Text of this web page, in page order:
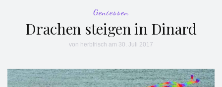
Geniessen
Drachen steigen in Dinard
von herbfrisch am 30. Juli 2017